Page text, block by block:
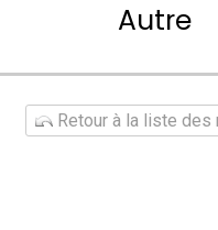
Autre
Retour à la liste des